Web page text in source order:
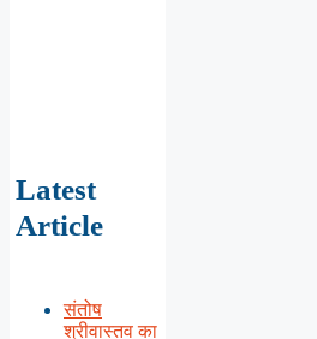
Latest
Article
संतोष
श्रीवास्तव का